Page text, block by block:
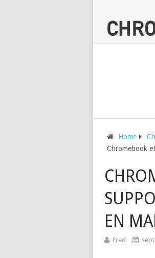
Home
Chromebook
EN
Fred